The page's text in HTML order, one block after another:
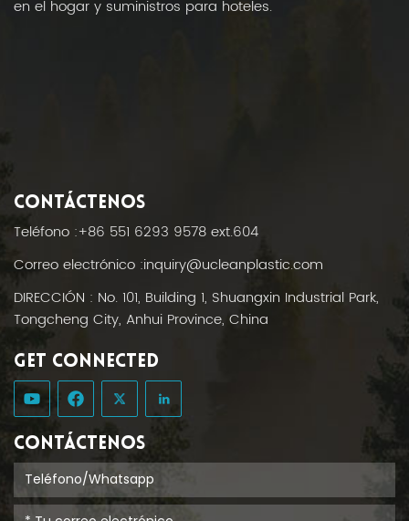
en el hogar y suministros para hoteles.
CONTÁCTENOS
Teléfono :+86 551 6293 9578 ext.604
Correo electrónico :inquiry@ucleanplastic.com
DIRECCIÓN : No. 101, Building 1, Shuangxin Industrial Park,
Tongcheng City, Anhui Province, China
GET CONNECTED
CONTÁCTENOS